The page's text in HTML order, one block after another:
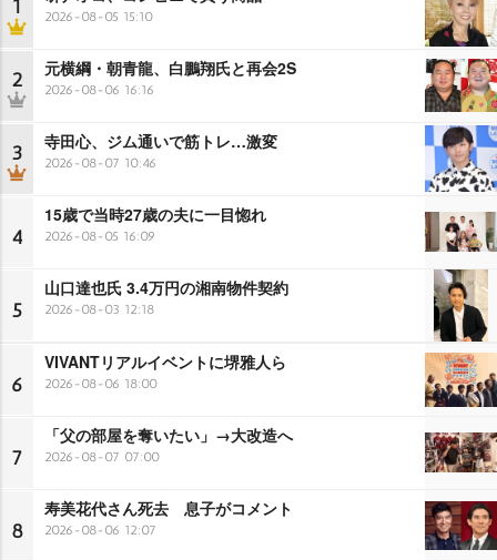
1 2026-08-05 15:10
2 元横綱・朝青龍、白鵬翔氏と再会2S
2026-08-06 16:16
3 寺田心、ジム通いで筋トレ…激変
2026-08-07 10:46
4
15歳で当時27歳の夫に一目惚れ
2026-08-05 16:09
5
山口達也氏 3.4万円の湘南物件契約
2026-08-03 12:18
6
VIVANTリアルイベントに堺雅人ら
2026-08-06 18:00
7
「父の部屋を奪いたい」→大改造へ
2026-08-07 07:00
8
寿美花代さん死去 息子がコメント
2026-08-06 12:07